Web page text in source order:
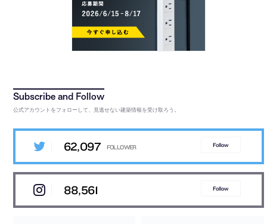
公式アカウントをフォローして、見逃せない建築情報を受け取ろう。
62,097 Follow
88,561 Follow